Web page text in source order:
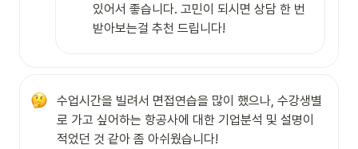
있어서 좋습니다. 고민이 되시면 상담 한 번
받아보는걸 추천 드립니다!
수업시간을 빌려서 면접연습을 많이 했으나, 수강생별
로 가고 싶어하는 항공사에 대한 기업분석 및 설명이
적었던 것 같아 좀 아쉬웠습니다!